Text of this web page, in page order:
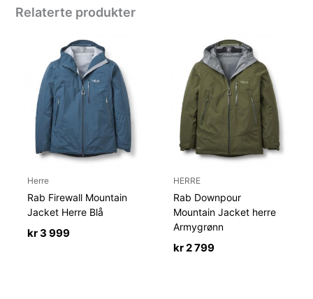
Relaterte produkter
Herre
Rab Firewall Mountain
Jacket Herre Blå
kr3 999
HERRE
Rab Downpour
Mountain Jacket herre
Armygrønn
kr 2 799